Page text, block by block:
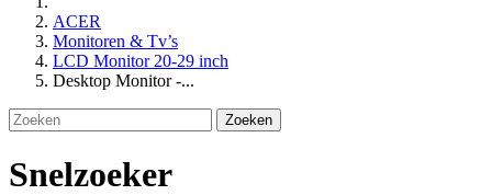
ACER
Monitoren & Tv’s
LCD Monitor 20-29 inch
Desktop Monitor -...
Zoeken
Snelzoeker